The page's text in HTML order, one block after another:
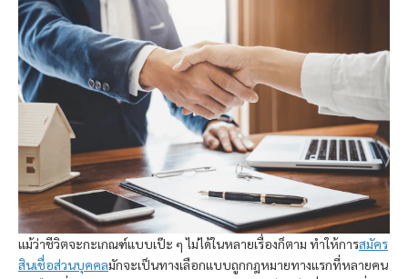
แม้ว่าชีวิตจะกะเกณฑ์แบบเป๊ะ ๆ ไม่ได้ในหลายเรื่องก็ตาม ทำให้การสมัคร
สินเชื่อส่วนบุคคลมักจะเป็นทางเลือกแบบถูกกฎหมายทางแรกที่หลายคน